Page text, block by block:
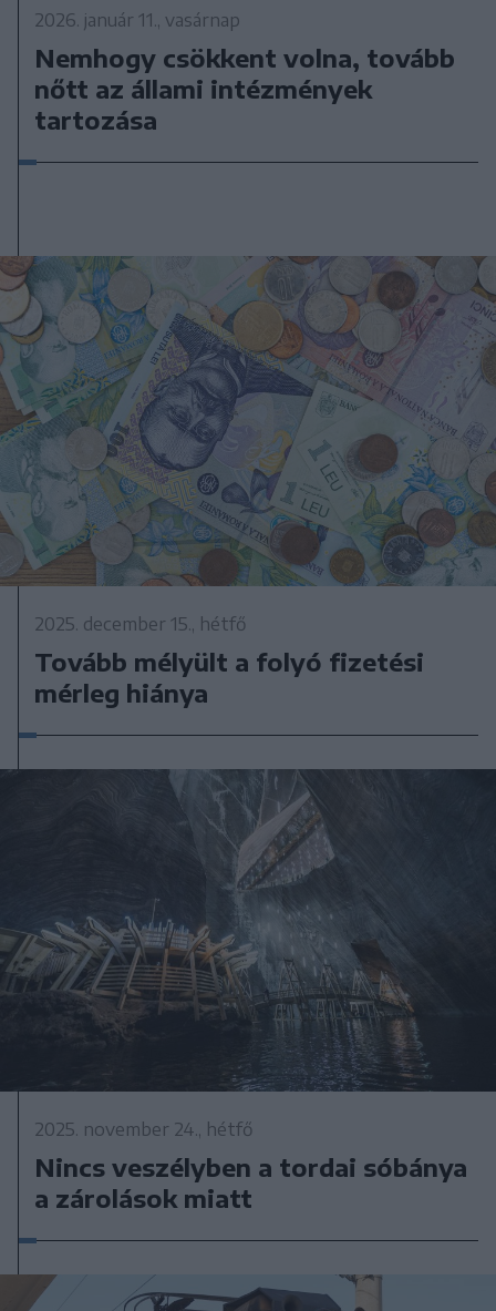
2026. január 11., vasárnap
Nemhogy csökkent volna, tovább
nőtt az állami intézmények
tartozása
2025. december 15., hétfő
Tovább mélyült a folyó fizetési
mérleg hiánya
2025. november 24., hétfő
Nincs veszélyben a tordai sóbánya
a zárolások miatt